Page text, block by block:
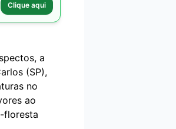
Clique aqui
a
(SP),
no
ao
floresta